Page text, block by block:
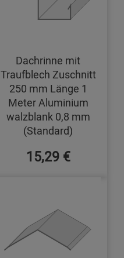
Dachrinne mit
Traufblech Zuschnitt
250 mm Länge 1
Meter Aluminium
walzblank 0,8 mm
(Standard)
15,29 €